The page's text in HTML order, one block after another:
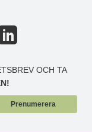
OCH TA
Prenumerera